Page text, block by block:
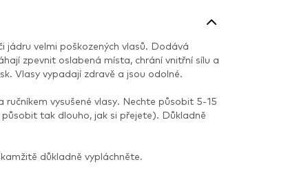
jádru velmi poškozených vlasů. Dodává
zpevnit oslabená místa, chrání vnitřní sílu a
Vlasy vypadají zdravě a jsou odolné.
vysušené vlasy. Nechte působit 5-15
tak dlouho, jak si přejete). Důkladně
důkladně vypláchněte.